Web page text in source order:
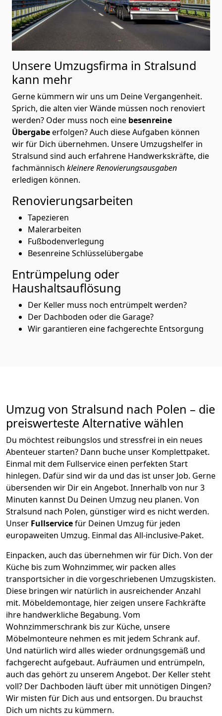
Unsere Umzugsfirma in Stralsund
kann mehr
Gerne kümmern wir uns um Deine Vergangenheit.
Sprich, die alten vier Wände müssen noch renoviert
werden? Oder muss noch eine besenreine
Übergabeerfolgen? Auch diese Aufgaben können
wir für Dich übernehmen. Unsere Umzugshelfer in
Stralsund sind auch erfahrene Handwerkskräfte, die
fachmännisch kleinere Renovierungsausgaben
erledigen können.
Renovierungsarbeiten
Tapezieren
Malerarbeiten
Fußbodenverlegung
Besenreine Schlüsselübergabe
Entrümpelung oder
Haushaltsauflösung
Der Keller muss noch entrümpelt werden?
Der Dachboden oder die Garage?
Wir garantieren eine fachgerechte Entsorgung
Umzug von Stralsund nach Polen – die
preiswerteste Alternative wählen
Du möchtest reibungslos und stressfrei in ein neues
Abenteuer starten? Dann buche unser Komplettpaket.
Einmal mit dem Fullservice einen perfekten Start
hinlegen. Dafür sind wir da und das ist unser Job. Gerne
übersenden wir Dir ein Angebot. Innerhalb von nur3
Minuten kannst Du Deinen Umzug neu planen. Von
Stralsund nach Polen, günstiger wird es nicht werden.
Unser Fullservicefür Deinen Umzug für jeden
europaweiten Umzug. Einmal das All-inclusive-Paket.
Einpacken, auch das übernehmen wir für Dich. Von der
Küche bis zum Wohnzimmer, wir packen alles
transportsicher in die vorgeschriebenen Umzugskisten.
Diese bringen wir natürlich in ausreichender Anzahl
mit. Möbeldemontage, hier zeigen unsere Fachkräfte
ihre handwerkliche Begabung. Vom
Wohnzimmerschrank bis zur Küche, unsere
Möbelmonteure nehmen es mit jedem Schrank auf.
Und natürlich wird alles wieder ordnungsgemäß und
fachgerecht aufgebaut. Aufräumen und entrümpeln,
auch das gehört zu unserem Angebot. Der Keller steht
voll? Der Dachboden läuft über mit unnötigen Dingen?
Wir misten für Dich aus und entsorgen. Du brauchst
Dich um nichts zu kümmern.